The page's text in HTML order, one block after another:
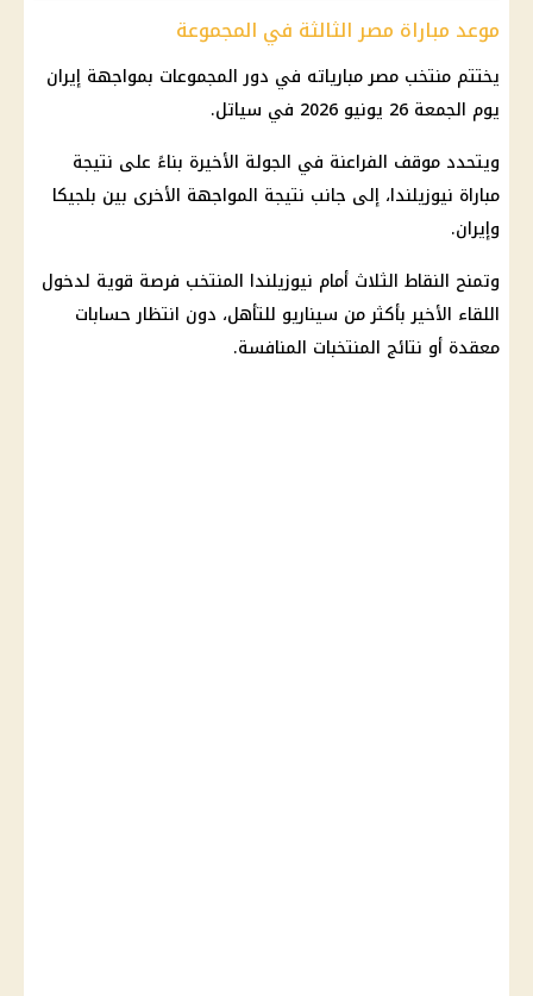
موعد مباراة مصر الثالثة في المجموعة
يختتم منتخب مصرمبارياته في دور المجموعات بمواجهة إيران
يوم الجمعة 26 يونيو 2026 في سياتل.
ويتحدد موقف الفراعنة في الجولة الأخيرة بناءً على نتيجة
مباراة نيوزيلندا، إلى جانب نتيجة المواجهة الأخرى بين بلجيكا
وإيران.
وتمنح النقاط الثلاث أمام نيوزيلندا المنتخب فرصة قوية لدخول
اللقاء الأخير بأكثر من سيناريو للتأهل، دون انتظار حسابات
معقدة أو نتائج المنتخبات المنافسة.